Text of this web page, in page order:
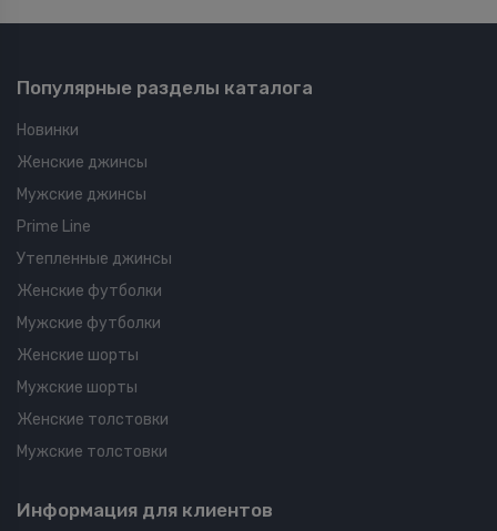
Популярные разделы каталога
Новинки
Женские джинсы
Мужские джинсы
Prime Line
Утепленные джинсы
Женские футболки
Мужские футболки
Женские шорты
Мужские шорты
Женские толстовки
Мужские толстовки
Информация для клиентов